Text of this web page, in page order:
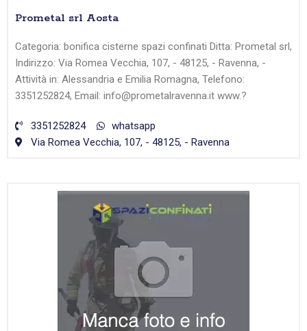
Prometal srl Aosta
Categoria: bonifica cisterne spazi confinati Ditta: Prometal srl,
Indirizzo: Via Romea Vecchia, 107, - 48125, - Ravenna, -
Attività in: Alessandria e Emilia Romagna, Telefono:
3351252824, Email: info@prometalravenna.it www.?
3351252824
whatsapp
Via Romea Vecchia, 107, - 48125, - Ravenna